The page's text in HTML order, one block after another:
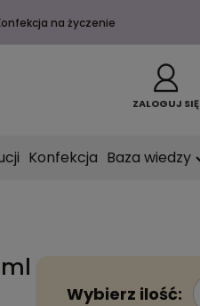
na życzenie
ZALOGUJ SIĘ
Konfekcja Baza wiedzy
Wybierz ilość: